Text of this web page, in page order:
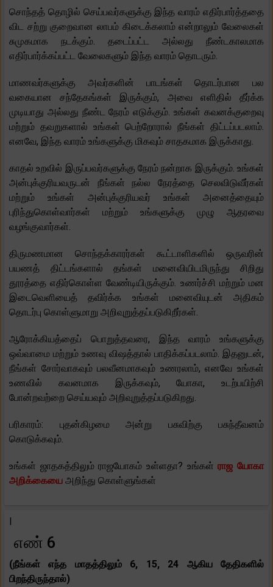
சொந்தத் தொழில் செய்பவர்களுக்கு இந்த வாரம் எதிர்பார்த்ததை
விட சற்று குறைவான லாபம் கிடைக்கலாம் என்றாலும் வேலைகள்
சுமுகமாக நடக்கும். தடைப்பட்ட அல்லது நீண்டகாலமாக
எதிர்பார்க்கப்பட்ட வேலைகளும் இந்த வாரம் தொடரும்.
மாணவர்களுக்கு அவர்களின் பாடங்கள் தொடர்பான பல
வகையான சந்தேகங்கள் இருக்கும், அவை எளிதில் தீர்க்க
முடியாது அல்லது நீண்ட நேரம் எடுக்கும். உங்கள் கவனக்குறைவு
மற்றும் தவறுகளால் உங்கள் பெற்றோரால் நீங்கள் திட்டப்படலாம்.
எனவே, இந்த வாரம் உங்களுக்கு மிகவும் சாதகமாக இருக்காது.
காதல் உறவில் இருப்பவர்களுக்கு நேரம் நன்றாக இருக்கும். உங்கள்
அன்புக்குரியவருடன் நீங்கள் நல்ல நேரத்தை செலவிடுவீர்கள்
மற்றும் உங்கள் அன்புக்குரியவர் உங்கள் அனைத்தையும்
புரிந்துகொள்வார்கள் மற்றும் உங்களுக்கு முழு ஆதரவை
வழங்குவார்கள்.
திருமணமான சொந்தக்காரர்கள் கூட்டாளிகளில் ஒருவரின்
பயணத் திட்டங்களால் தங்கள் மனைவியிடமிருந்து சிறிது
தூரத்தை எதிர்கொள்ள வேண்டியிருக்கும். உணர்ச்சி மற்றும் மன
இடைவெளியைத் தவிர்க்க உங்கள் மனைவியுடன் அதிகம்
தொடர்பு கொள்ளுமாறு அறிவுறுத்தப்படுகிறீர்கள்.
ஆரோக்கியத்தைப் பொறுத்தவரை, இந்த வாரம் உங்களுக்கு
ஒவ்வாமை மற்றும் உணவு விஷத்தால் பாதிக்கப்படலாம். இதனுடன்,
நீங்கள் சோர்வாகவும் பலவீனமாகவும் உணரலாம், எனவே உங்கள்
உணவில் கவனமாக இருக்கவும், யோகா, உடற்பயிற்சி
போன்றவற்றை செய்யவும் அறிவுறுத்தப்படுகிறது.
பரிகாரம்: புதன்கிழமை அன்று பசுவிற்கு பசுந்தீவனம்
கொடுக்கவும்.
உங்கள் ஜாதகத்திலும் ராஜயோகம் உள்ளதா? உங்கள்ராஜ யோகா
அறிக்கையை அறிந்து கொள்ளுங்கள்
|
எண் 6
(நீங்கள் எந்த மாதத்திலும் 6, 15, 24 ஆகிய தேதிகளில்
பிறந்திருந்தால்)